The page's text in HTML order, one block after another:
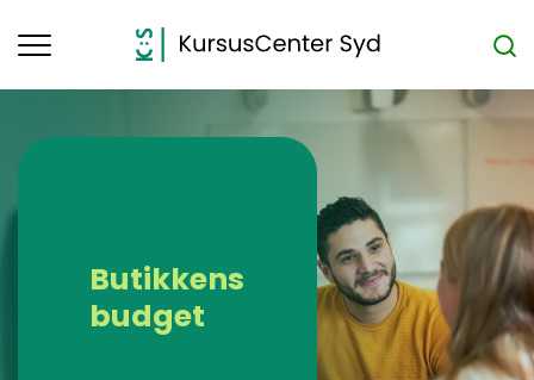
Toggle
Butikkens
budget